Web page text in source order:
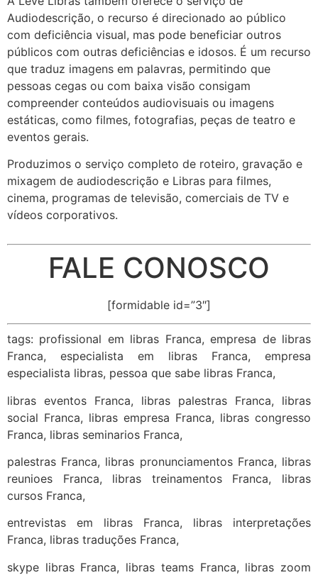
Audiodescrição, o recurso é direcionado ao público
com deficiência visual, mas pode beneficiar outros
públicos com outras deficiências e idosos. É um recurso
que traduz imagens em palavras, permitindo que
pessoas cegas ou com baixa visão consigam
compreender conteúdos audiovisuais ou imagens
estáticas, como filmes, fotografias, peças de teatro e
eventos gerais.
Produzimos o serviço completo de roteiro, gravação e
mixagem de audiodescrição e Libras para filmes,
cinema, programas de televisão, comerciais de TV e
vídeos corporativos.
FALE CONOSCO
[formidable id=”3″]
tags: profissional em libras Franca, empresa de libras
Franca, especialista em libras Franca, empresa
especialista libras, pessoa que sabe libras Franca,
libras eventos Franca, libras palestras Franca, libras
social Franca, libras empresa Franca, libras congresso
Franca, libras seminarios Franca,
palestras Franca, libras pronunciamentos Franca, libras
reunioes Franca, libras treinamentos Franca, libras
cursos Franca,
entrevistas em libras Franca, libras interpretações
Franca, libras traduções Franca,
skype libras Franca, libras teams Franca, libras zoom